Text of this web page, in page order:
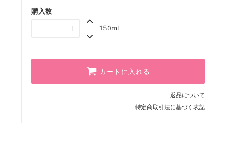
購入数
150ml
カートに入れる
返品について
特定商取引法に基づく表記